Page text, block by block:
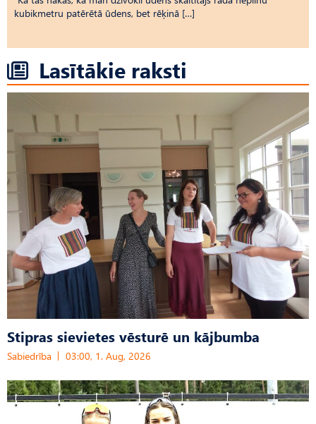
kubikmetru patērētā ūdens, bet rēķinā […]
Lasītākie raksti
Stipras sievietes vēsturē un kājbumba
Sabiedrība 03:00, 1. Aug, 2026